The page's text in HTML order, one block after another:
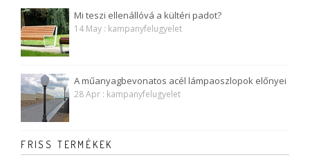
Mi teszi ellenállóvá a kültéri padot?
14 May : kampanyfelugyelet
A műanyagbevonatos acél lámpaoszlopok előnyei
28 Apr : kampanyfelugyelet
FRISS TERMÉKEK